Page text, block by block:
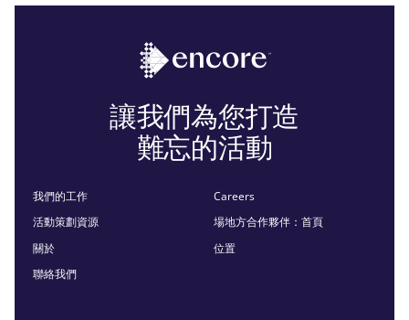
讓我們為您打造
難忘的活動
我們的工作
活動策劃資源
關於
聯絡我們
Careers
場地方合作夥伴：首頁
位置